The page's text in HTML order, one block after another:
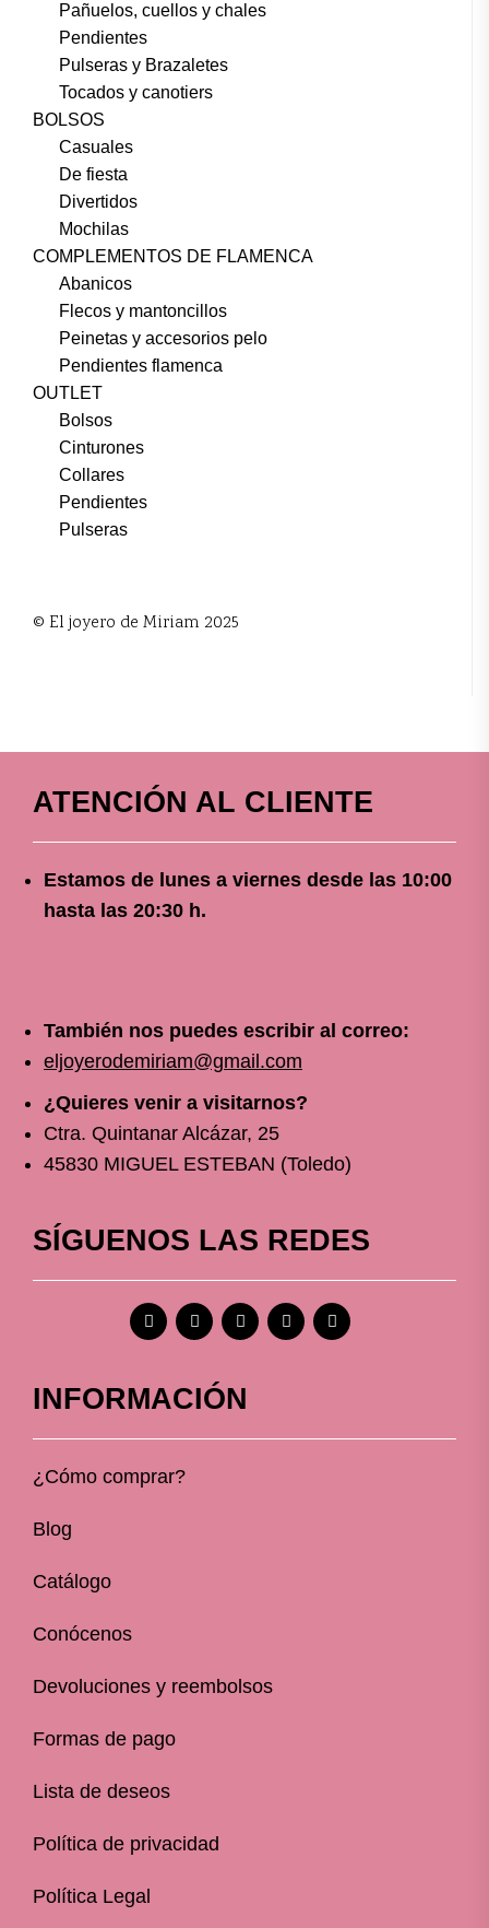
Pañuelos, cuellos y chales
Pendientes
Pulseras y Brazaletes
Tocados y canotiers
BOLSOS
Casuales
De fiesta
Divertidos
Mochilas
COMPLEMENTOS DE FLAMENCA
Abanicos
Flecos y mantoncillos
Peinetas y accesorios pelo
Pendientes flamenca
OUTLET
Bolsos
Cinturones
Collares
Pendientes
Pulseras
© El joyero de Miriam 2025
ATENCIÓN AL CLIENTE
Estamos de lunes a viernes desde las 10:00
hasta las 20:30 h.
También nos puedes escribir al correo:
eljoyerodemiriam@gmail.com
¿Quieres venir a visitarnos?
Ctra. Quintanar Alcázar, 25
45830 MIGUEL ESTEBAN (Toledo)
SÍGUENOS LAS REDES
INFORMACIÓN
¿Cómo comprar?
Blog
Catálogo
Conócenos
Devoluciones y reembolsos
Formas de pago
Lista de deseos
Política de privacidad
Política Legal